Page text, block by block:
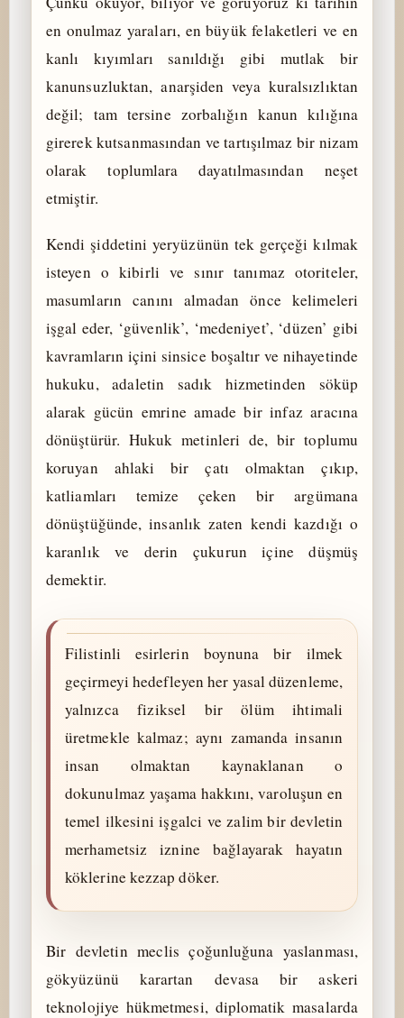
en onulmaz yaraları, en büyük felaketleri ve en
kanlı kıyımları sanıldığı gibi mutlak bir
kanunsuzluktan, anarşiden veya kuralsızlıktan
değil; tam tersine zorbalığın kanun kılığına
girerek kutsanmasından ve tartışılmaz bir nizam
olarak toplumlara dayatılmasından neşet
etmiştir.
Kendi şiddetini yeryüzünün tek gerçeği kılmak
isteyen o kibirli ve sınır tanımaz otoriteler,
masumların canını almadan önce kelimeleri
işgal eder, ‘güvenlik’, ‘medeniyet’, ‘düzen’ gibi
kavramların içini sinsice boşaltır ve nihayetinde
hukuku, adaletin sadık hizmetinden söküp
alarak gücün emrine amade bir infaz aracına
dönüştürür. Hukuk metinleri de, bir toplumu
koruyan ahlaki bir çatı olmaktan çıkıp,
katliamları temize çeken bir argümana
dönüştüğünde, insanlık zaten kendi kazdığı o
karanlık ve derin çukurun içine düşmüş
demektir.
Filistinli esirlerin boynuna bir ilmek
geçirmeyi hedefleyen her yasal düzenleme,
yalnızca fiziksel bir ölüm ihtimali
üretmekle kalmaz; aynı zamanda insanın
insan olmaktan kaynaklanan o
dokunulmaz yaşama hakkını, varoluşun en
temel ilkesini işgalci ve zalim bir devletin
merhametsiz iznine bağlayarak hayatın
köklerine kezzap döker.
Bir devletin meclis çoğunluğuna yaslanması,
gökyüzünü karartan devasa bir askeri
teknolojiye hükmetmesi, diplomatik masalarda